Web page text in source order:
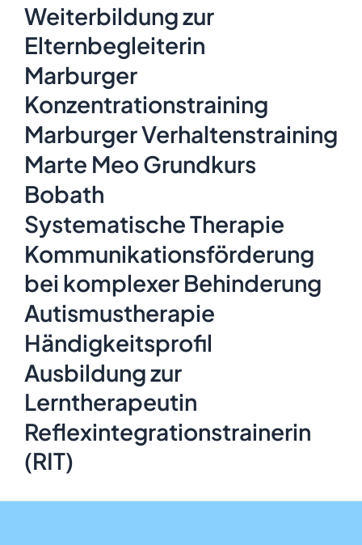
Weiterbildung zur
Elternbegleiterin
Marburger
Konzentrationstraining
Marburger Verhaltenstraining
Marte Meo Grundkurs
Bobath
Systematische Therapie
Kommunikationsförderung
bei komplexer Behinderung
Autismustherapie
Händigkeitsprofil
Ausbildung zur
Lerntherapeutin
Reflexintegrationstrainerin
(RIT)